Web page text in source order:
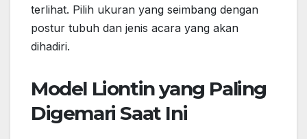
terlihat. Pilih ukuran yang seimbang dengan
postur tubuh dan jenis acara yang akan
dihadiri.
Model Liontin yang Paling
Digemari Saat Ini